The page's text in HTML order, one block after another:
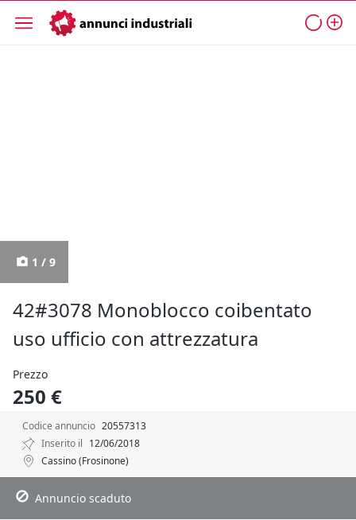
1 / 9
42#3078 Monoblocco coibentato
uso ufficio con attrezzatura
Prezzo
250 €
Codice annuncio 20557313
Inserito il 12/06/2018
Cassino (Frosinone)
Descrizione
Dettagli Posizione Richiedi Info
Annuncio scaduto